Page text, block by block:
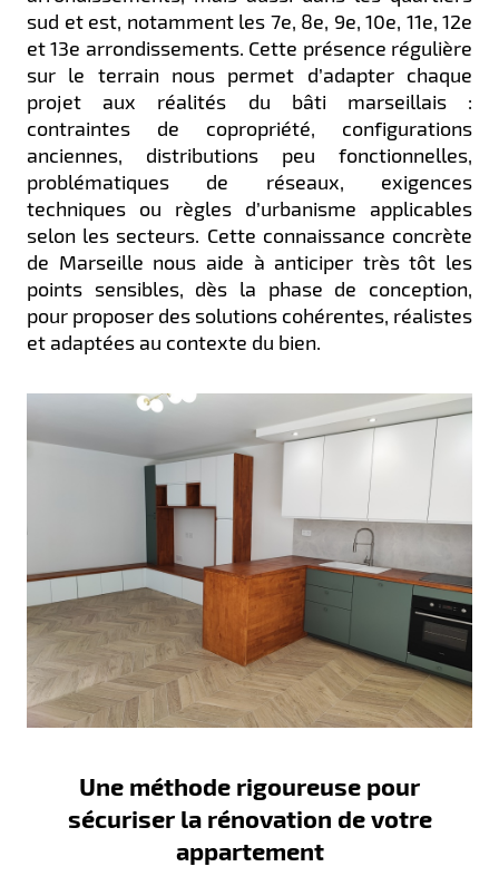
sud et est, notamment les 7e, 8e, 9e, 10e, 11e, 12e
et 13e arrondissements. Cette présence régulière
sur le terrain nous permet d’adapter chaque
projet aux réalités du bâti marseillais :
contraintes de copropriété, configurations
anciennes, distributions peu fonctionnelles,
problématiques de réseaux, exigences
techniques ou règles d’urbanisme applicables
selon les secteurs. Cette connaissance concrète
de Marseille nous aide à anticiper très tôt les
points sensibles, dès la phase de conception,
pour proposer des solutions cohérentes, réalistes
et adaptées au contexte du bien.
Une méthode rigoureuse pour
sécuriser la rénovation de votre
appartement